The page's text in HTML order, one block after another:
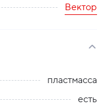
Вектор
пластмасса
есть